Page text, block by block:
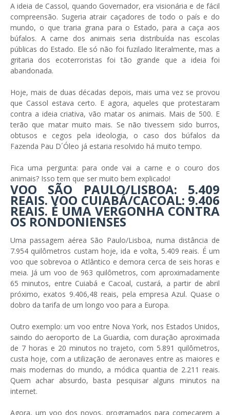
A ideia de Cassol, quando Governador, era visionária e de fácil
compreensão. Sugeria atrair caçadores de todo o país e do
mundo, o que traria grana para o Estado, para a caça aos
búfalos. A carne dos animais seria distribuída nas escolas
públicas do Estado. Ele só não foi fuzilado literalmente, mas a
gritaria dos ecoterroristas foi tão grande que a ideia foi
abandonada.
Hoje, mais de duas décadas depois, mais uma vez se provou
que Cassol estava certo. E agora, aqueles que protestaram
contra a ideia criativa, vão matar os animais. Mais de 500. E
terão que matar muito mais. Se não tivessem sido burros,
obtusos e cegos pela ideologia, o caso dos búfalos da
Fazenda Pau D´Óleo já estaria resolvido há muito tempo.
Fica uma pergunta: para onde vai a carne e o couro dos
animais? Isso tem que ser muito bem explicado!
VOO SÃO PAULO/LISBOA: 5.409
REAIS. VOO CUIABÁ/CACOAL: 9.406
REAIS. É UMA VERGONHA CONTRA
OS RONDONIENSES
Uma passagem aérea São Paulo/Lisboa, numa distância de
7.954 quilômetros custam hoje, ida e volta, 5.409 reais. É um
voo que sobrevoa o Atlântico e demora cerca de seis horas e
meia. Já um voo de 963 quilômetros, com aproximadamente
65 minutos, entre Cuiabá e Cacoal, custará, a partir de abril
próximo, exatos 9.406,48 reais, pela empresa Azul. Quase o
dobro da tarifa de um longo voo para a Europa.
Outro exemplo: um voo entre Nova York, nos Estados Unidos,
saindo do aeroporto de La Guardia, com duração aproximada
de 7 horas e 20 minutos no trajeto, com 5.891 quilômetros,
custa hoje, com a utilização de aeronaves entre as maiores e
mais modernas do mundo, a módica quantia de 2.211 reais.
Quem achar absurdo, basta pesquisar alguns minutos na
internet.
Agora, um voo dos novos, programados para começarem a